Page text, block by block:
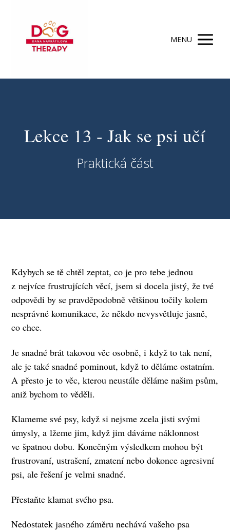
MENU
Lekce 13 - Jak se psi učí
Praktická část
Kdybych se tě chtěl zeptat, co je pro tebe jednou
z nejvíce frustrujících věcí, jsem si docela jistý, že tvé
odpovědi by se pravděpodobně většinou točily kolem
nesprávné komunikace, že někdo nevysvětluje jasně,
co chce.
Je snadné brát takovou věc osobně, i když to tak není,
ale je také snadné pominout, když to děláme ostatním.
A přesto je to věc, kterou neustále děláme našim psům,
aniž bychom to věděli.
Klameme své psy, když si nejsme zcela jisti svými
úmysly, a lžeme jim, když jim dáváme náklonnost
ve špatnou dobu. Konečným výsledkem mohou být
frustrovaní, ustrašení, zmatení nebo dokonce agresivní
psi, ale řešení je velmi snadné.
Přestaňte klamat svého psa.
Nedostatek jasného záměru nechává vašeho psa